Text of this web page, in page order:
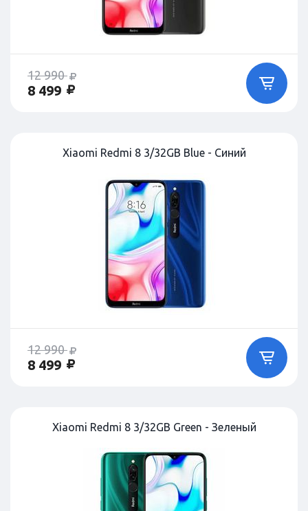
12 990
8 499
Xiaomi Redmi 8 3/32GB Blue - Синий
12 990
8 499
Xiaomi Redmi 8 3/32GB Green - Зеленый